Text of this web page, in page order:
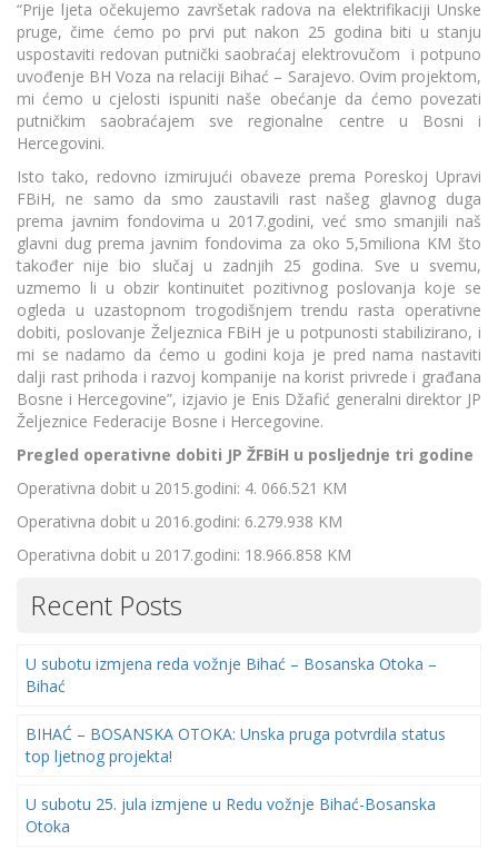
“Prije ljeta očekujemo završetak radova na elektrifikaciji Unske
pruge, čime ćemo po prvi put nakon 25 godina biti u stanju
uspostaviti redovan putnički saobraćaj elektrovučom i potpuno
uvođenje BH Voza na relaciji Bihać – Sarajevo. Ovim projektom,
mi ćemo u cjelosti ispuniti naše obećanje da ćemo povezati
putničkim saobraćajem sve regionalne centre u Bosni i
Hercegovini.
Isto tako, redovno izmirujući obaveze prema Poreskoj Upravi
FBiH, ne samo da smo zaustavili rast našeg glavnog duga
prema javnim fondovima u 2017.godini, već smo smanjili naš
glavni dug prema javnim fondovima za oko 5,5miliona KM što
također nije bio slučaj u zadnjih 25 godina. Sve u svemu,
uzmemo li u obzir kontinuitet pozitivnog poslovanja koje se
ogleda u uzastopnom trogodišnjem trendu rasta operativne
dobiti, poslovanje Željeznica FBiH je u potpunosti stabilizirano, i
mi se nadamo da ćemo u godini koja je pred nama nastaviti
dalji rast prihoda i razvoj kompanije na korist privrede i građana
Bosne i Hercegovine”, izjavio je Enis Džafić generalni direktor JP
Željeznice Federacije Bosne i Hercegovine.
Pregled operativne dobiti JP ŽFBiH u posljednje tri godine
Operativna dobit u 2015.godini: 4. 066.521 KM
Operativna dobit u 2016.godini: 6.279.938 KM
Operativna dobit u 2017.godini: 18.966.858 KM
Recent Posts
U subotu izmjena reda vožnje Bihać – Bosanska Otoka –
Bihać
BIHAĆ – BOSANSKA OTOKA: Unska pruga potvrdila status
top ljetnog projekta!
U subotu 25. jula izmjene u Redu vožnje Bihać-Bosanska
Otoka